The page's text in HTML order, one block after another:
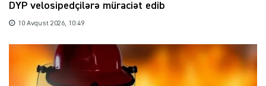
DYP velosipedçilərə müraciət edib
10 Avqust 2026, 10:49